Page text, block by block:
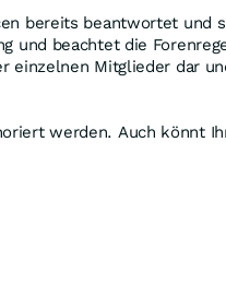
bereits beantwortet und
und beachtet die
einzelnen Mitglieder dar
werden. Auch könnt